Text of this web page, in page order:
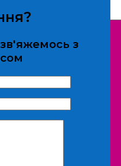
третім особам
з